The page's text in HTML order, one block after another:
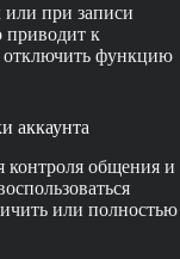
при записи
приводит к
отключить функцию
аккаунта
контроля общения и
или полностью